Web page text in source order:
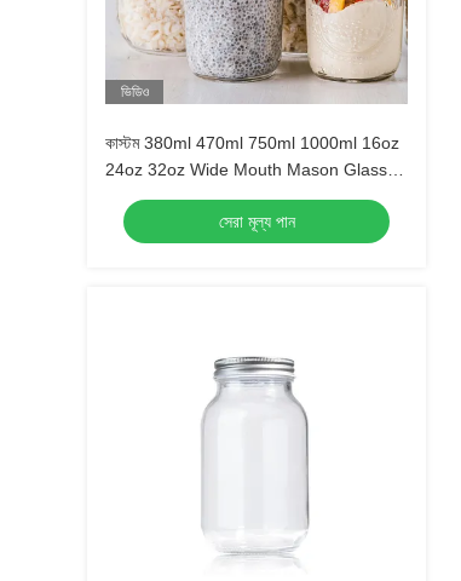
ভিডিও
কাস্টম 380ml 470ml 750ml 1000ml 16oz
24oz 32oz Wide Mouth Mason Glass
Jar With Lid in Bulk
সেরা মূল্য পান